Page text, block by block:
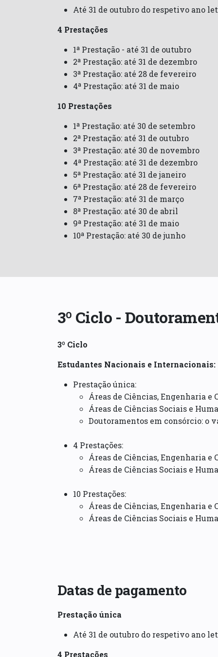
Até 31 de outubro do respetivo ano
4 Prestações
1ª Prestação - até 31 de outubro
2ª Prestação: até 31 de dezembro
3ª Prestação: até 28 de fevereiro
4ª Prestação: até 31 de maio
10 Prestações
1ª Prestação: até 30 de setembro
2ª Prestação: até 31 de outubro
3ª Prestação: até 30 de novembro
4ª Prestação: até 31 de dezembro
5ª Prestação: até 31 de janeiro
6ª Prestação: até 28 de fevereiro
7ª Prestação: até 31 de março
8ª Prestação: até 30 de abril
9ª Prestação: até 31 de maio
10ª Prestação: até 30 de junho
3º Ciclo -
3º Ciclo
Estudantes Nacionais e Internacionais:
Prestação única:
Áreas de Ciências, Engenharia e
Áreas de Ciências Sociais e
Doutoramentos em consórcio: o
4 Prestações:
Áreas de Ciências, Engenharia e
Áreas de Ciências Sociais e
10 Prestações:
Áreas de Ciências, Engenharia e
Áreas de Ciências Sociais e
Datas de pagamento
Prestação única
Até 31 de outubro do respetivo ano
4 Prestações